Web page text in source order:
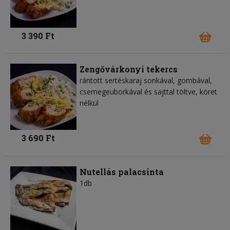
3 390 Ft
Zengővárkonyi tekercs
rántott sertéskaraj sonkával, gombával,
csemegeuborkával és sajttal töltve, köret
nélkül
3 690 Ft
Nutellás palacsinta
1db